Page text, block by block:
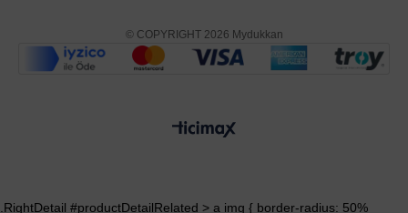
© COPYRIGHT 2026 Mydukkan
.RightDetail #productDetailRelated > a img { border-radius: 50%